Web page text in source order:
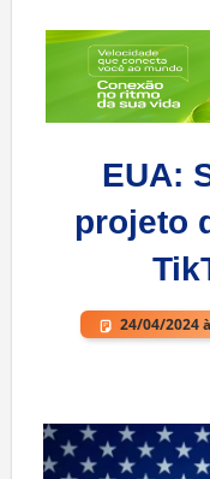
EUA:
projeto
24/04/2024